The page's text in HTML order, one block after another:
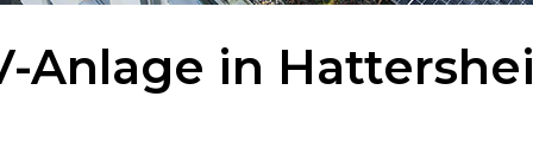
Anlage in